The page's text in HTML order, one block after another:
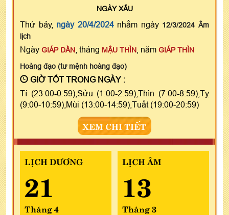
NGÀYXẤU
Thứ bảy, ngày 20/4/2024nhằm ngày 12/3/2024 Âm
lịch
Ngày GIÁP DẦN , tháng MẬU THÌN , năm GIÁP THÌN
Hoàng đạo (tư mệnh hoàng đạo)
GIỜ TỐT TRONG NGÀY :
Tí (23:00-0:59),Sửu (1:00-2:59),Thìn (7:00-8:59),Tỵ
(9:00-10:59),Mùi (13:00-14:59),Tuất (19:00-20:59)
XEM CHI TIẾT
LỊCH DƯƠNG
21
Tháng 4
LỊCH ÂM
13
Tháng 3